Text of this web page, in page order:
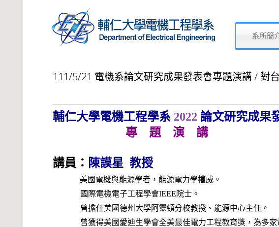
系所簡
111/5/21 電機系論文研究成果發表會專題演講 / 對
輔仁大學電機工程學系 2022 論文研究成果
專 題 演 講
講員： 陳謨星 教授
美國電機與能源學者，能源電力學權威。
國際電機電子工程學會IEEE 院士。
曾擔任美國德州大學阿靈頓分校教授、能源中心主任。
曾獲得美國愛迪生學會全美最佳電力工程教育獎，為多家